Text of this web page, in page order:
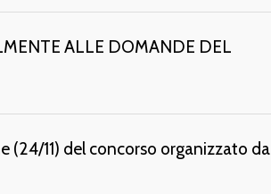
ALLE DOMANDE DEL
11) del concorso organizzato da